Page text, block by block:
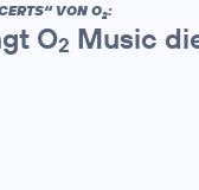
VON O2:
O2 Music